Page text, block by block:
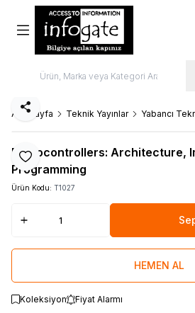
Ana Sayfa Teknik Yayınlar Yabancı
Favoriye Ekle
Paylaş
Microcontrollers: Architecture,
Programming
Ürün Kodu: T1027
HEMEN AL
Koleksiyon Fiyat Alarmı